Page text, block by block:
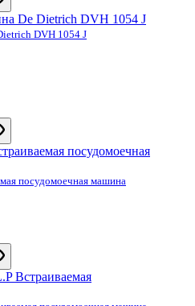
DVH 1054 J
посудомоечная машина